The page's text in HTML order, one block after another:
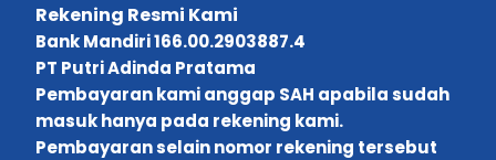
Rekening Resmi Kami
Bank Mandiri 166.00.2903887.4
PT Putri Adinda Pratama
Pembayaran kami anggap SAH apabila sudah
masuk hanya pada rekening kami.
Pembayaran selain nomor rekening tersebut